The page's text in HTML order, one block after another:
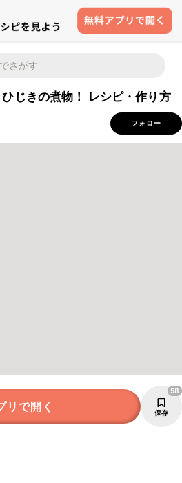
じきの煮物！ レシピ・作り方
フォロー
リで開く 保存
58